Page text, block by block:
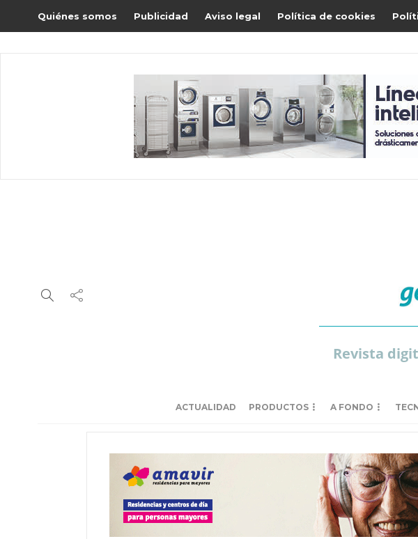
Quiénes somos Publicidad Aviso legal Política de cookies
Revista
ACTUALIDAD PRODUCTOS A FONDO